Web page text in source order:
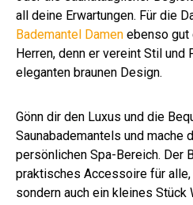
all deine Erwartungen. Für die
Bademantel Damen ebenso
Herren, denn er vereint Stil und
eleganten braunen Design.
Gönn dir den Luxus und die
Saunabademantels und mache
persönlichen Spa-Bereich. Der
praktisches Accessoire für alle,
sondern auch ein kleines Stück